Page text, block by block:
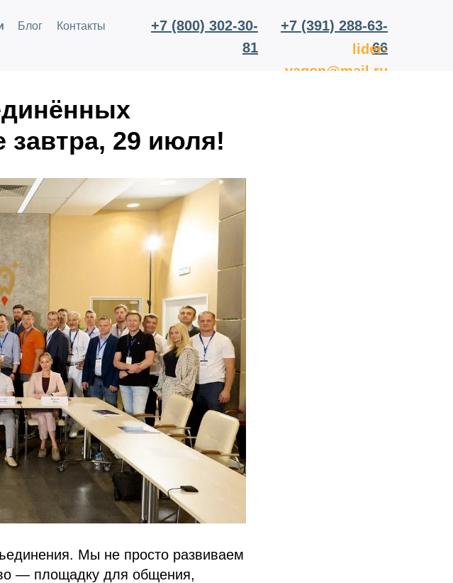
Блог Контакты
+7 (391) 288-63-
66
lider-
vagon@mail.ru
+7 (800) 302-30-
81
29 июля!
Мы не просто развиваем
— площадку для общения,